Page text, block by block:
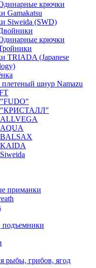
крючки
Gamakatsu
Siweida (SWD)
крючки
TRIADA (Japanese
плетеный шнур Namazu
"КРИСТАЛЛ"
ALLVEGA
BALSAX
KAIDA
приманки
подъемники
рыбы, грибов, ягод